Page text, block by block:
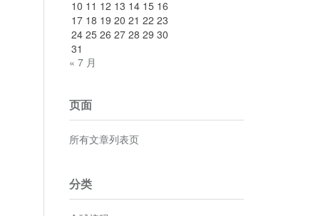
10 11 12 13 14 15 16
17 18 19 20 21 22 23
24 25 26 27 28 29 30
31
« 7 月
页面
所有文章列表页
分类